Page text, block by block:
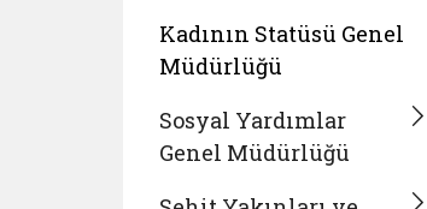
Kadının Statüsü Genel
Müdürlüğü
Sosyal Yardımlar
Genel Müdürlüğü